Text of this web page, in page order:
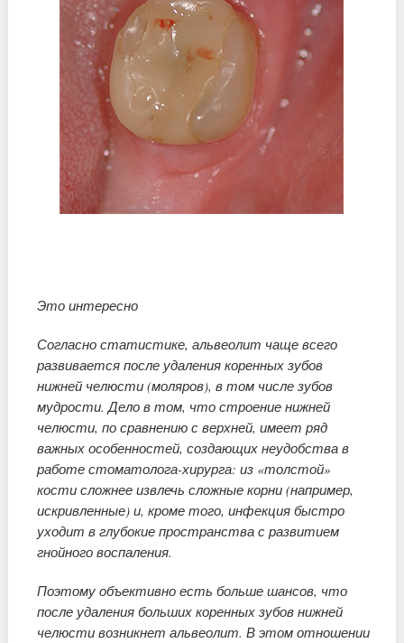
Это интересно
Согласно статистике, альвеолит чаще всего
развивается после удаления коренных зубов
нижней челюсти (моляров), в том числе зубов
мудрости. Дело в том, что строение нижней
челюсти, по сравнению с верхней, имеет ряд
важных особенностей, создающих неудобства в
работе стоматолога-хирурга: из «толстой»
кости сложнее извлечь сложные корни (например,
искривленные) и, кроме того, инфекция быстро
уходит в глубокие пространства с развитием
гнойного воспаления.
Поэтому объективно есть больше шансов, что
после удаления больших коренных зубов нижней
челюсти возникнет альвеолит. В этом отношении